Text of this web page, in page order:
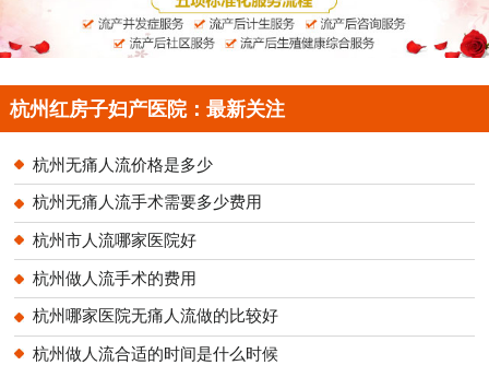
杭州红房子妇产医院：最新关注
杭州无痛人流价格是多少
杭州无痛人流手术需要多少费用
杭州市人流哪家医院好
杭州做人流手术的费用
杭州哪家医院无痛人流做的比较好
杭州做人流合适的时间是什么时候